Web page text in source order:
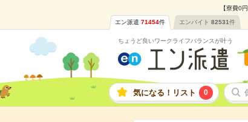
【寮費0
エン派遣 71454件 エンバイト 82531件
ちょうど良いワークライフバランスが叶う
気になる！リスト 0